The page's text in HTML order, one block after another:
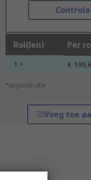
Rol(len) Per
1 + €
*prijsindicatie
Voeg toe